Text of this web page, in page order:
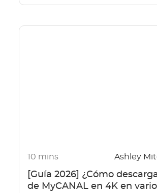
10 mins Ashley
[Guía 2026] ¿Cómo
de MyCANAL en 4K en